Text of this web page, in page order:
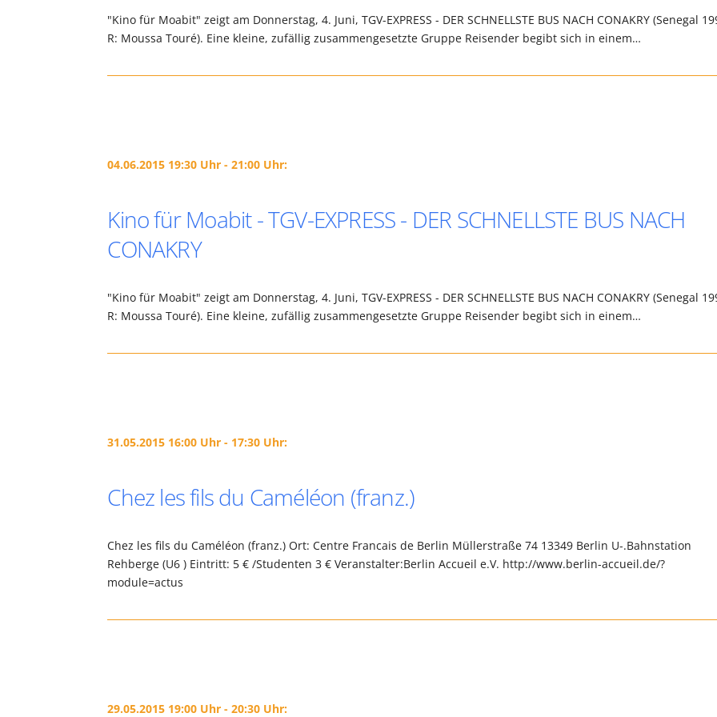
"Kino für Moabit" zeigt am Donnerstag, 4. Juni, TGV-EXPRESS - DER SCHNELLSTE BUS NACH CONAKRY (Senegal
R: Moussa Touré). Eine kleine, zufällig zusammengesetzte Gruppe Reisender begibt sich in einem…
04.06.2015 19:30 Uhr - 21:00 Uhr:
Kino für Moabit - TGV-EXPRESS - DER SCHNELLSTE BUS NACH
CONAKRY
"Kino für Moabit" zeigt am Donnerstag, 4. Juni, TGV-EXPRESS - DER SCHNELLSTE BUS NACH CONAKRY (Senegal
R: Moussa Touré). Eine kleine, zufällig zusammengesetzte Gruppe Reisender begibt sich in einem…
31.05.2015 16:00 Uhr - 17:30 Uhr:
Chez les fils du Caméléon (franz.)
Chez les fils du Caméléon (franz.) Ort: Centre Francais de Berlin Müllerstraße 74 13349 Berlin U-.Bahnstation
Rehberge (U6 ) Eintritt: 5 € /Studenten 3 € Veranstalter:Berlin Accueil e.V. http://www.berlin-accueil.de/?
module=actus
29.05.2015 19:00 Uhr - 20:30 Uhr: